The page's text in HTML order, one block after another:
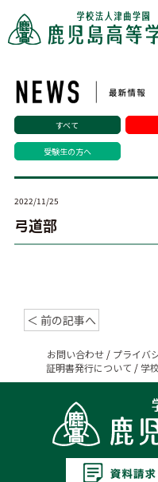
すべて
受験生の方へ
2022/11/25
弓道部
＜ 前の記事へ
お問い合わせ / プライバ
証明書発行について / 学